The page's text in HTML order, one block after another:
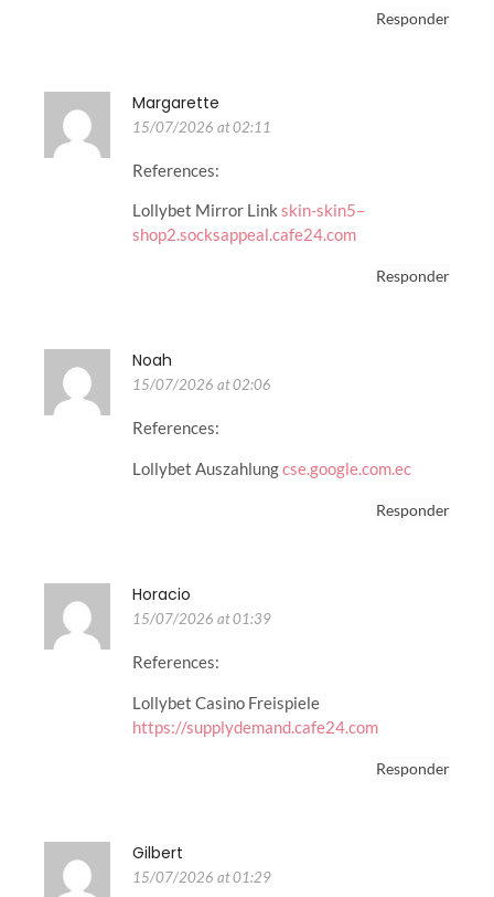
Responder
Margarette
15/07/2026 at 02:11
References:
Lollybet Mirror Link skin-skin5–
shop2.socksappeal.cafe24.com
Responder
Noah
15/07/2026 at 02:06
References:
Lollybet Auszahlungcse.google.com.ec
Responder
Horacio
15/07/2026 at 01:39
References:
Lollybet Casino Freispiele
https://supplydemand.cafe24.com
Responder
Gilbert
15/07/2026 at 01:29